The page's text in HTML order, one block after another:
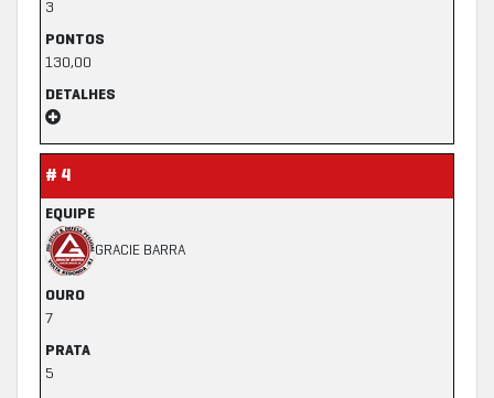
3
PONTOS
130,00
DETALHES
# 4
EQUIPE
GRACIE BARRA
OURO
7
PRATA
5